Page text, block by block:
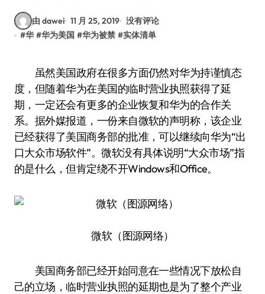
由 dawei 11 月 25, 2019 没有评论
#华 #华为美国 #华为被禁 #实体清单
虽然美国政府在很多方面仍然对华为持谨慎态
度，但随着华为在美国的临时营业执照获得了延
期，一定还会有更多的企业恢复和华为的合作关
系。据外媒报道，一份来自微软的声明称，该企业
已经获得了美国商务部的批准，可以继续向华为“出
口大众市场软件”。微软没有具体说明“大众市场”指
的是什么，但肯定绕不开Windows和Office。
微软（图源网络）
美国商务部已经开始同意在一些情况下放松自
己的立场，临时营业执照的延期也是为了整个产业